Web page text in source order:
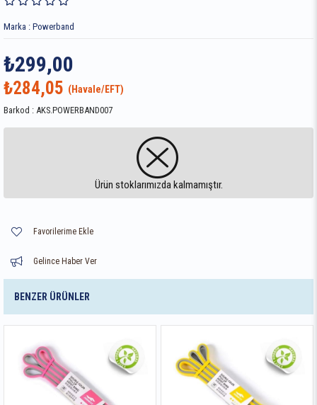
Marka : Powerband
₺299,00
₺284,05
Barkod : AKS.POWERBAND007
Ürün stoklarımızda kalmamıştır.
Favorilerime Ekle
Gelince Haber Ver
BENZER ÜRÜNLER